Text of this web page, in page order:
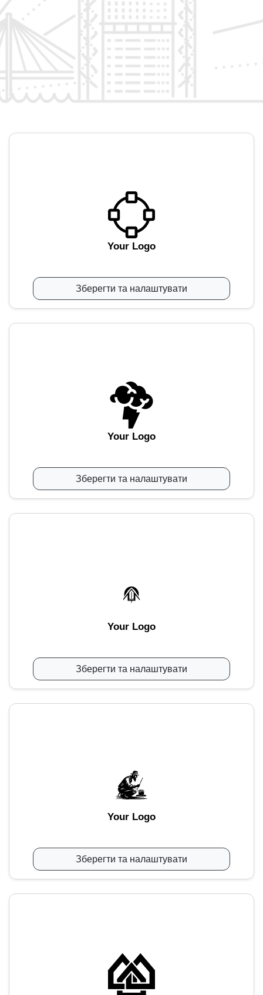
Your Logo
Зберегти та налаштувати
Your Logo
Зберегти та налаштувати
Your Logo
Зберегти та налаштувати
Your Logo
Зберегти та налаштувати